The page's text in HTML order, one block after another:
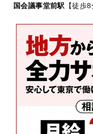
国会議事堂前駅
【徒歩